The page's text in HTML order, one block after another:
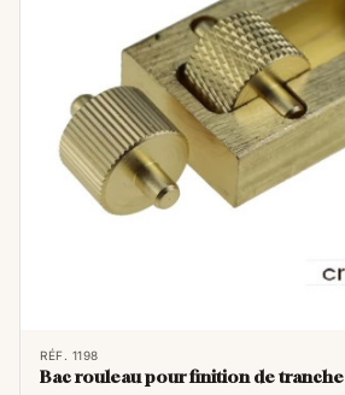
RÉF. 1198
Bac rouleau pour finition de tranche